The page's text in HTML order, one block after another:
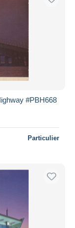
#PBH668
Particulier